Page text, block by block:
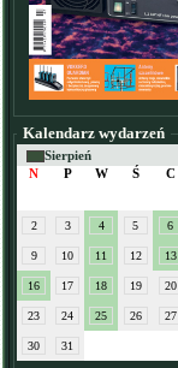
Kalendarz wydarzeń
Sierpień
N
P W Ś C
2 3 4 5 6
9 10 11 12 13
16 17 18 19 20
23 24 25 26 27
30 31